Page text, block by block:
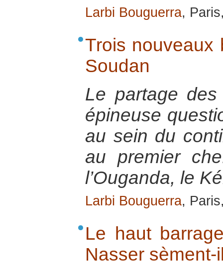
Larbi Bouguerra,
Trois nouveaux
Soudan
Le partage
épineuse
au sein du
au premier
l’Ouganda, le
Larbi Bouguerra,
Le haut
Nasser